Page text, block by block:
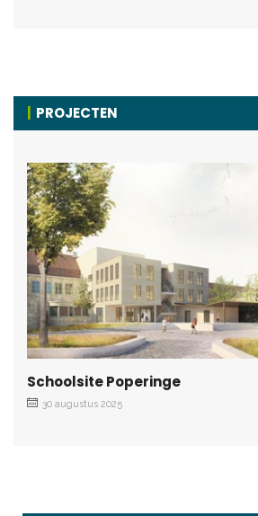
PROJECTEN
Schoolsite Poperinge
30 augustus 2025